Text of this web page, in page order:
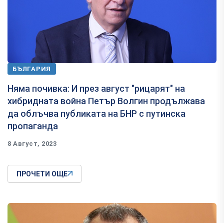
БЪЛГАРИЯ
Няма почивка: И през август "рицарят" на
хибридната война Петър Волгин продължава
да облъчва публиката на БНР с путинска
пропаганда
8 Август, 2023
ПРОЧЕТИ ОЩЕ